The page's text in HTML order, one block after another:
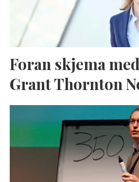
Foran skjema
Grant Thornton